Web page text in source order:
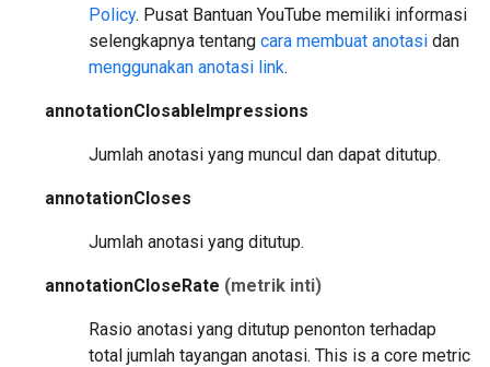
Policy. Pusat Bantuan YouTube memiliki informasi
selengkapnya tentang cara membuat anotasi dan
menggunakan anotasi link.
annotationClosableImpressions
Jumlah anotasi yang muncul dan dapat ditutup.
annotationCloses
Jumlah anotasi yang ditutup.
annotationCloseRate (metrik inti)
Rasio anotasi yang ditutup penonton terhadap
total jumlah tayangan anotasi. This is a core metric